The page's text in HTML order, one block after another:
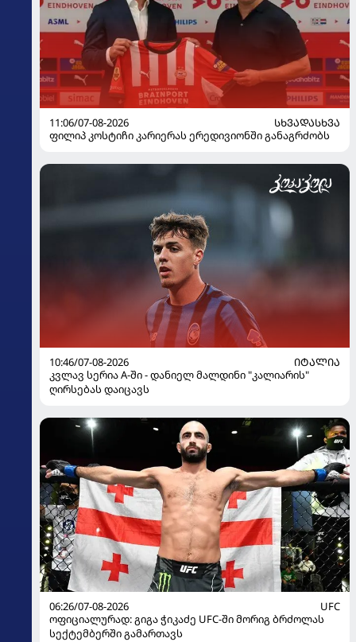
11:06/07-08-2026
ᲡᲮᲕᲐᲓᲐᲡᲮᲕᲐ
ფილიპ კოსტიჩი კარიერას ერედივიონში განაგრძობს
10:46/07-08-2026
ᲘᲢᲐᲚᲘᲐ
კვლავ სერია A-ში - დანიელ მალდინი "კალიარის"
ღირსებას დაიცავს
06:26/07-08-2026
UFC
ოფიციალურად: გიგა ჭიკაძე UFC-ში მორიგ ბრძოლას
სექტემბერში გამართავს